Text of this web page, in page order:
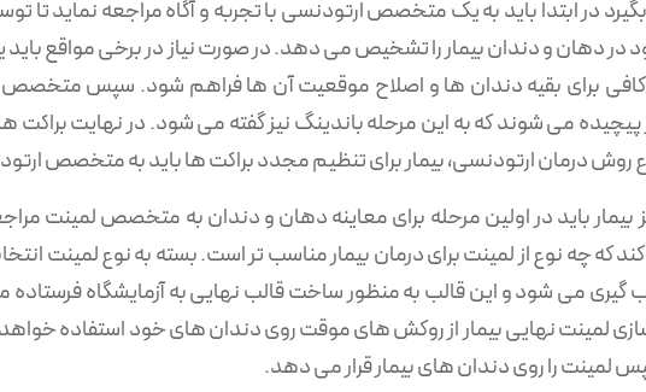
بگیرد در ابتدا باید به یک متخصص ارتودنسی با تجربه و آگاه مراجعه نماید
دهان و دندان بیمار را تشخیص می دهد. در صورت نیاز در برخی مواقع باید
برای بقیه دندان ها و اصلاح موقعیت آن ها فراهم شود. سپس متخصص
پیچیده می ‌شوند که به این مرحله باندینگ نیز گفته می شود. در نهایت
روش درمان ارتودنسی، بیمار برای تنظیم مجدد براکت ها باید به متخصص
بیمار باید در اولین مرحله برای معاینه دهان و دندان به متخصص لمینت
چه نوع از لمینت برای درمان بیمار مناسب تر است. بسته به نوع لمینت
می شود و این قالب به منظور ساخت قالب نهایی به آزمایشگاه
لمینت نهایی بیمار از روکش های موقت روی دندان های خود استفاده
لمینت را روی دندان های بیمار قرار می ‌دهد.